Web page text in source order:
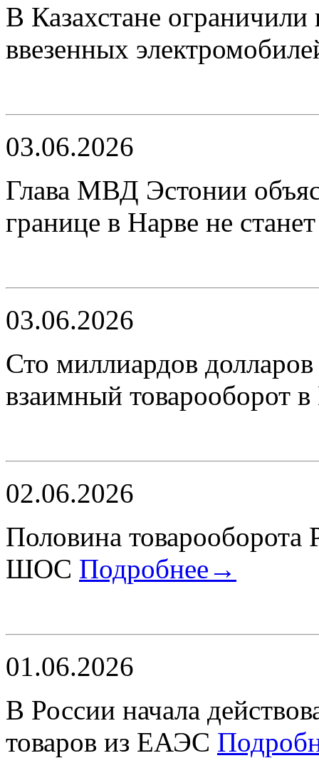
В Казахстане ограничили
ввезенных
03.06.2026
Глава МВД Эстонии
границе в Нарве не
03.06.2026
Сто миллиардов
взаимный товарооборот
02.06.2026
Половина товарооборота
ШОС Подробнее→
01.06.2026
В России начала
товаров из ЕАЭС